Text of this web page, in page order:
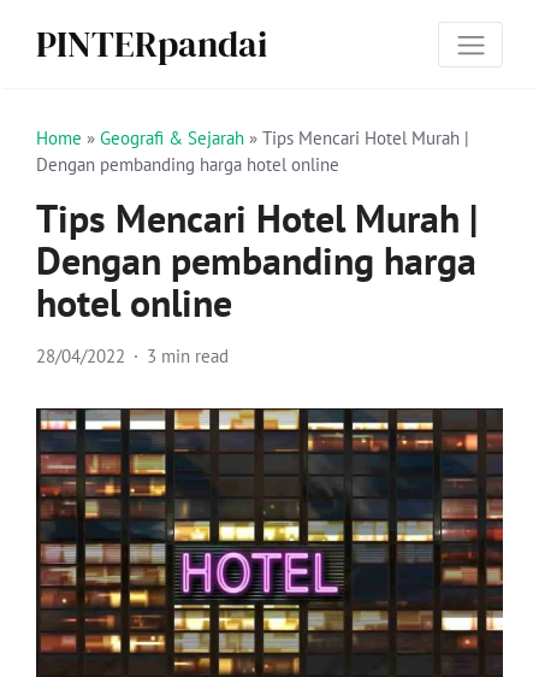
PINTERpandai
Home » Geografi & Sejarah » Tips Mencari Hotel Murah |
Dengan pembanding harga hotel online
Tips Mencari Hotel Murah |
Dengan pembanding harga
hotel online
28/04/2022 3 min read